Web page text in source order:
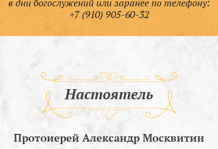
+7 (910) 905-60-32
Настоятель
Протоиерей Александр Москвитин